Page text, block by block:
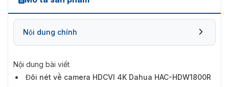
Nội dung chính
Nội dung bài viết
Đôi nét về camera HDCVI 4K Dahua HAC-HDW1800R